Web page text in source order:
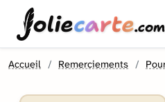
oliecarte.com
Accueil Remerciements